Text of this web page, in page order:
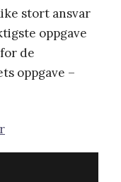
stort ansvar
oppgave
de
oppgave –